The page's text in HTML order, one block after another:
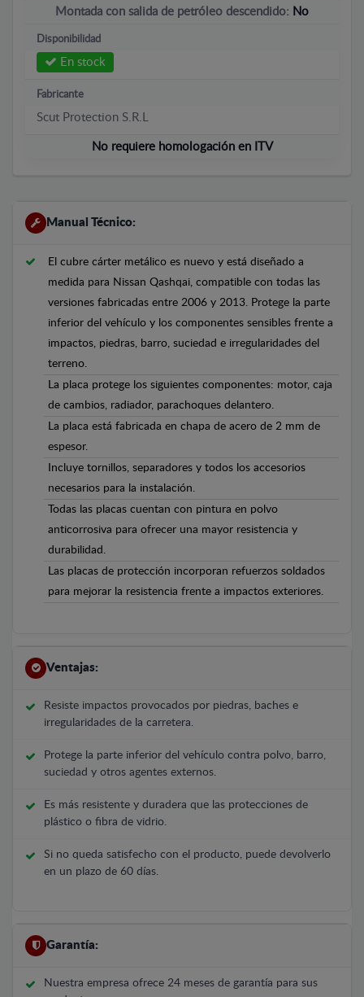
Montada con salida de petróleo descendido: No
Disponibilidad
En stock
Fabricante
Scut Protection S.R.L
No requiere homologación en ITV
Manual Técnico:
El cubre cárter metálico es nuevo y está diseñado a
medida para Nissan Qashqai, compatible con todas las
versiones fabricadas entre 2006 y 2013. Protege la parte
inferior del vehículo y los componentes sensibles frente a
impactos, piedras, barro, suciedad e irregularidades del
terreno.
La placa protege los siguientes componentes: motor, caja
de cambios, radiador, parachoques delantero.
La placa está fabricada en chapa de acero de 2 mm de
espesor.
Incluye tornillos, separadores y todos los accesorios
necesarios para la instalación.
Todas las placas cuentan con pintura en polvo
anticorrosiva para ofrecer una mayor resistencia y
durabilidad.
Las placas de protección incorporan refuerzos soldados
para mejorar la resistencia frente a impactos exteriores.
Ventajas:
Resiste impactos provocados por piedras, baches e
irregularidades de la carretera.
Protege la parte inferior del vehículo contra polvo, barro,
suciedad y otros agentes externos.
Es más resistente y duradera que las protecciones de
plástico o fibra de vidrio.
Si no queda satisfecho con el producto, puede devolverlo
en un plazo de 60 días.
Garantía:
Nuestra empresa ofrece 24 meses de garantía para sus